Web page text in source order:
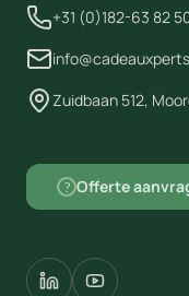
+31 (0)182-63 82
Zuidbaan 512,
? Offerte